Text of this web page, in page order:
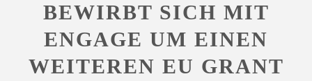
BEWIRBT SICH MIT
ENGAGE UM EINEN
WEITEREN EU GRANT